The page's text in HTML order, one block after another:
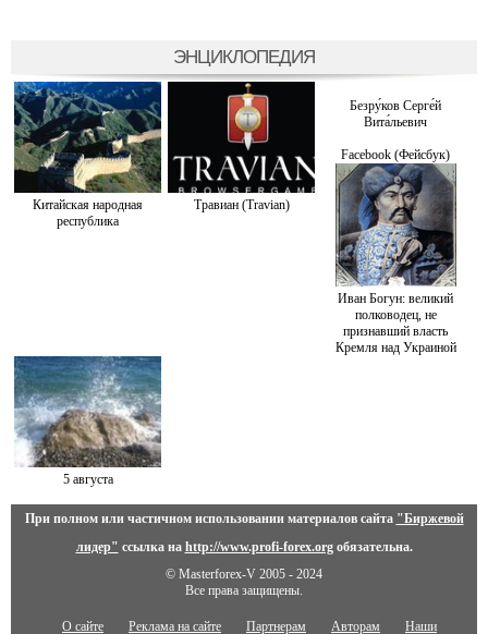
ЭНЦИКЛОПЕДИЯ
Китайская народная
республика
Травиан (Travian)
Безру́ков Серге́й
Вита́льевич
Facebook (Фейсбук)
Иван Богун: великий
полководец, не
признавший власть
Кремля над Украиной
5 августа
При полном или частичном использовании материалов сайта "Биржевой
лидер" ссылка на http://www.profi-forex.orgобязательна.
© Masterforex-V 2005 - 2024
Все права защищены.
О сайте Реклама на сайте Партнерам Авторам Наши